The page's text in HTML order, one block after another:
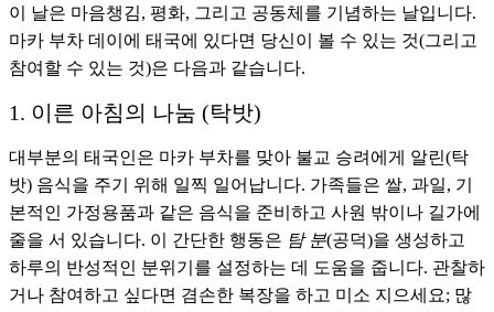
이 날은 마음챙김, 평화, 그리고 공동체를 기념하는 날입니다.
마카 부차 데이에 태국에 있다면 당신이 볼 수 있는 것(그리고
참여할 수 있는 것)은 다음과 같습니다.
1. 이른 아침의 나눔 (탁밧)
대부분의 태국인은 마카 부차를 맞아 불교 승려에게 알린(탁
밧) 음식을 주기 위해 일찍 일어납니다. 가족들은 쌀, 과일, 기
본적인 가정용품과 같은 음식을 준비하고 사원 밖이나 길가에
줄을 서 있습니다. 이 간단한 행동은 탐 분(공덕)을 생성하고
하루의 반성적인 분위기를 설정하는 데 도움을 줍니다. 관찰하
거나 참여하고 싶다면 겸손한 복장을 하고 미소 지으세요; 많